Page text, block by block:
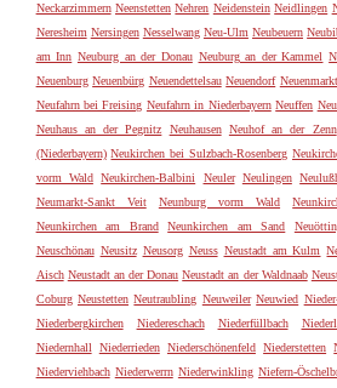
Neckarzimmern Neenstetten Nehren Neidenstein Neidlingen
Neresheim Nersingen Nesselwang Neu-Ulm Neubeuern
am Inn Neuburg an der Donau Neuburg an der Kammel
Neuenburg Neuenbürg Neuendettelsau Neuendorf Neuenmarkt
Neufahrn bei Freising Neufahrn in Niederbayern Neuffen
Neuhaus an der Pegnitz
Neuhausen Neuhof an der Zenn
(Niederbayern) Neukirchen bei Sulzbach-Rosenberg
vorm Wald Neukirchen-Balbini Neuler Neulingen
Neumarkt-Sankt Veit
Neunburg vorm Wald
Neunkirchen am Brand
Neunkirchen am Sand
Neuschönau Neusitz Neusorg Neuss Neustadt am Kulm
Aisch Neustadt an der Donau Neustadt an der Waldnaab
Coburg Neustetten Neutraubling Neuweiler Neuwied
Niederbergkirchen
Niedereschach Niederfüllbach
Niedernhall
Niederrieden Niederschönenfeld Niederstetten
Niederviehbach Niederwerrn Niederwinkling Niefern-